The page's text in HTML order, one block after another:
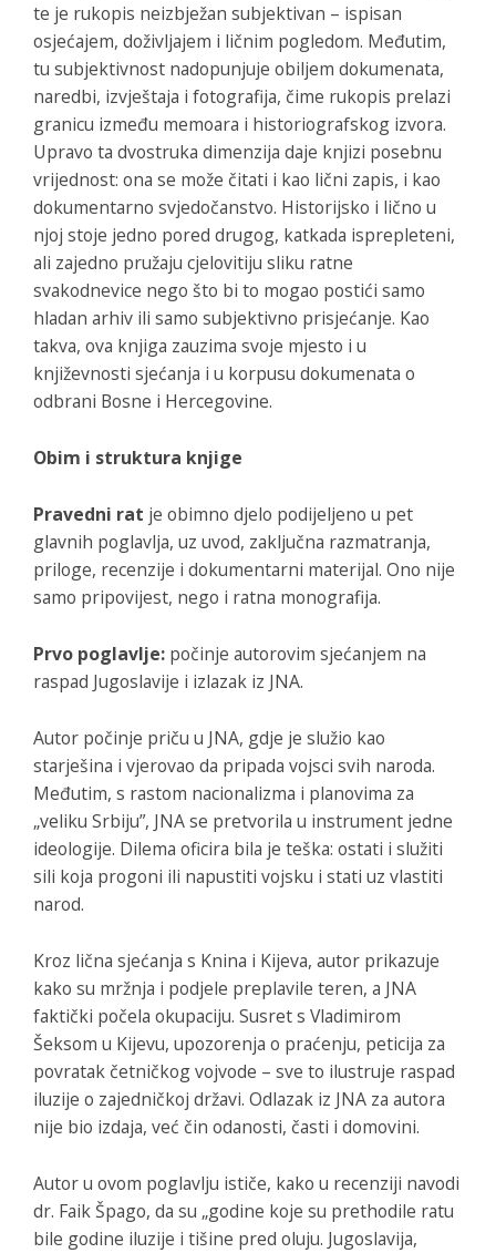
te je rukopis neizbježan subjektivan – ispisan
osjećajem, doživljajem i ličnim pogledom. Međutim,
tu subjektivnost nadopunjuje obiljem dokumenata,
naredbi, izvještaja i fotografija, čime rukopis prelazi
granicu između memoara i historiografskog izvora.
Upravo ta dvostruka dimenzija daje knjizi posebnu
vrijednost: ona se može čitati i kao lični zapis, i kao
dokumentarno svjedočanstvo. Historijsko i lično u
njoj stoje jedno pored drugog, katkada isprepleteni,
ali zajedno pružaju cjelovitiju sliku ratne
svakodnevice nego što bi to mogao postići samo
hladan arhiv ili samo subjektivno prisjećanje. Kao
takva, ova knjiga zauzima svoje mjesto i u
književnosti sjećanja i u korpusu dokumenata o
odbrani Bosne i Hercegovine.
Obim i struktura knjige
Pravedni rat je obimno djelo podijeljeno u pet
glavnih poglavlja, uz uvod, zaključna razmatranja,
priloge, recenzije i dokumentarni materijal. Ono nije
samo pripovijest, nego i ratna monografija.
Prvo poglavlje: počinje autorovim sjećanjem na
raspad Jugoslavije i izlazak iz JNA.
Autor počinje priču u JNA, gdje je služio kao
starješina i vjerovao da pripada vojsci svih naroda.
Međutim, s rastom nacionalizma i planovima za
„veliku Srbiju”, JNA se pretvorila u instrument jedne
ideologije. Dilema oficira bila je teška: ostati i služiti
sili koja progoni ili napustiti vojsku i stati uz vlastiti
narod.
Kroz lična sjećanja s Knina i Kijeva, autor prikazuje
kako su mržnja i podjele preplavile teren, a JNA
faktički počela okupaciju. Susret s Vladimirom
Šeksom u Kijevu, upozorenja o praćenju, peticija za
povratak četničkog vojvode – sve to ilustruje raspad
iluzije o zajedničkoj državi. Odlazak iz JNA za autora
nije bio izdaja, već čin odanosti, časti i domovini.
Autor u ovom poglavlju ističe, kako u recenziji navodi
dr. Faik Špago, da su „godine koje su prethodile ratu
bile godine iluzije i tišine pred oluju. Jugoslavija,